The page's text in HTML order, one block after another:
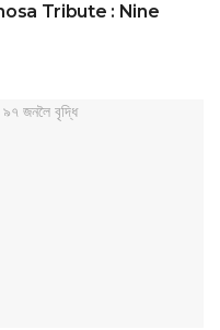
Tribute : Nine